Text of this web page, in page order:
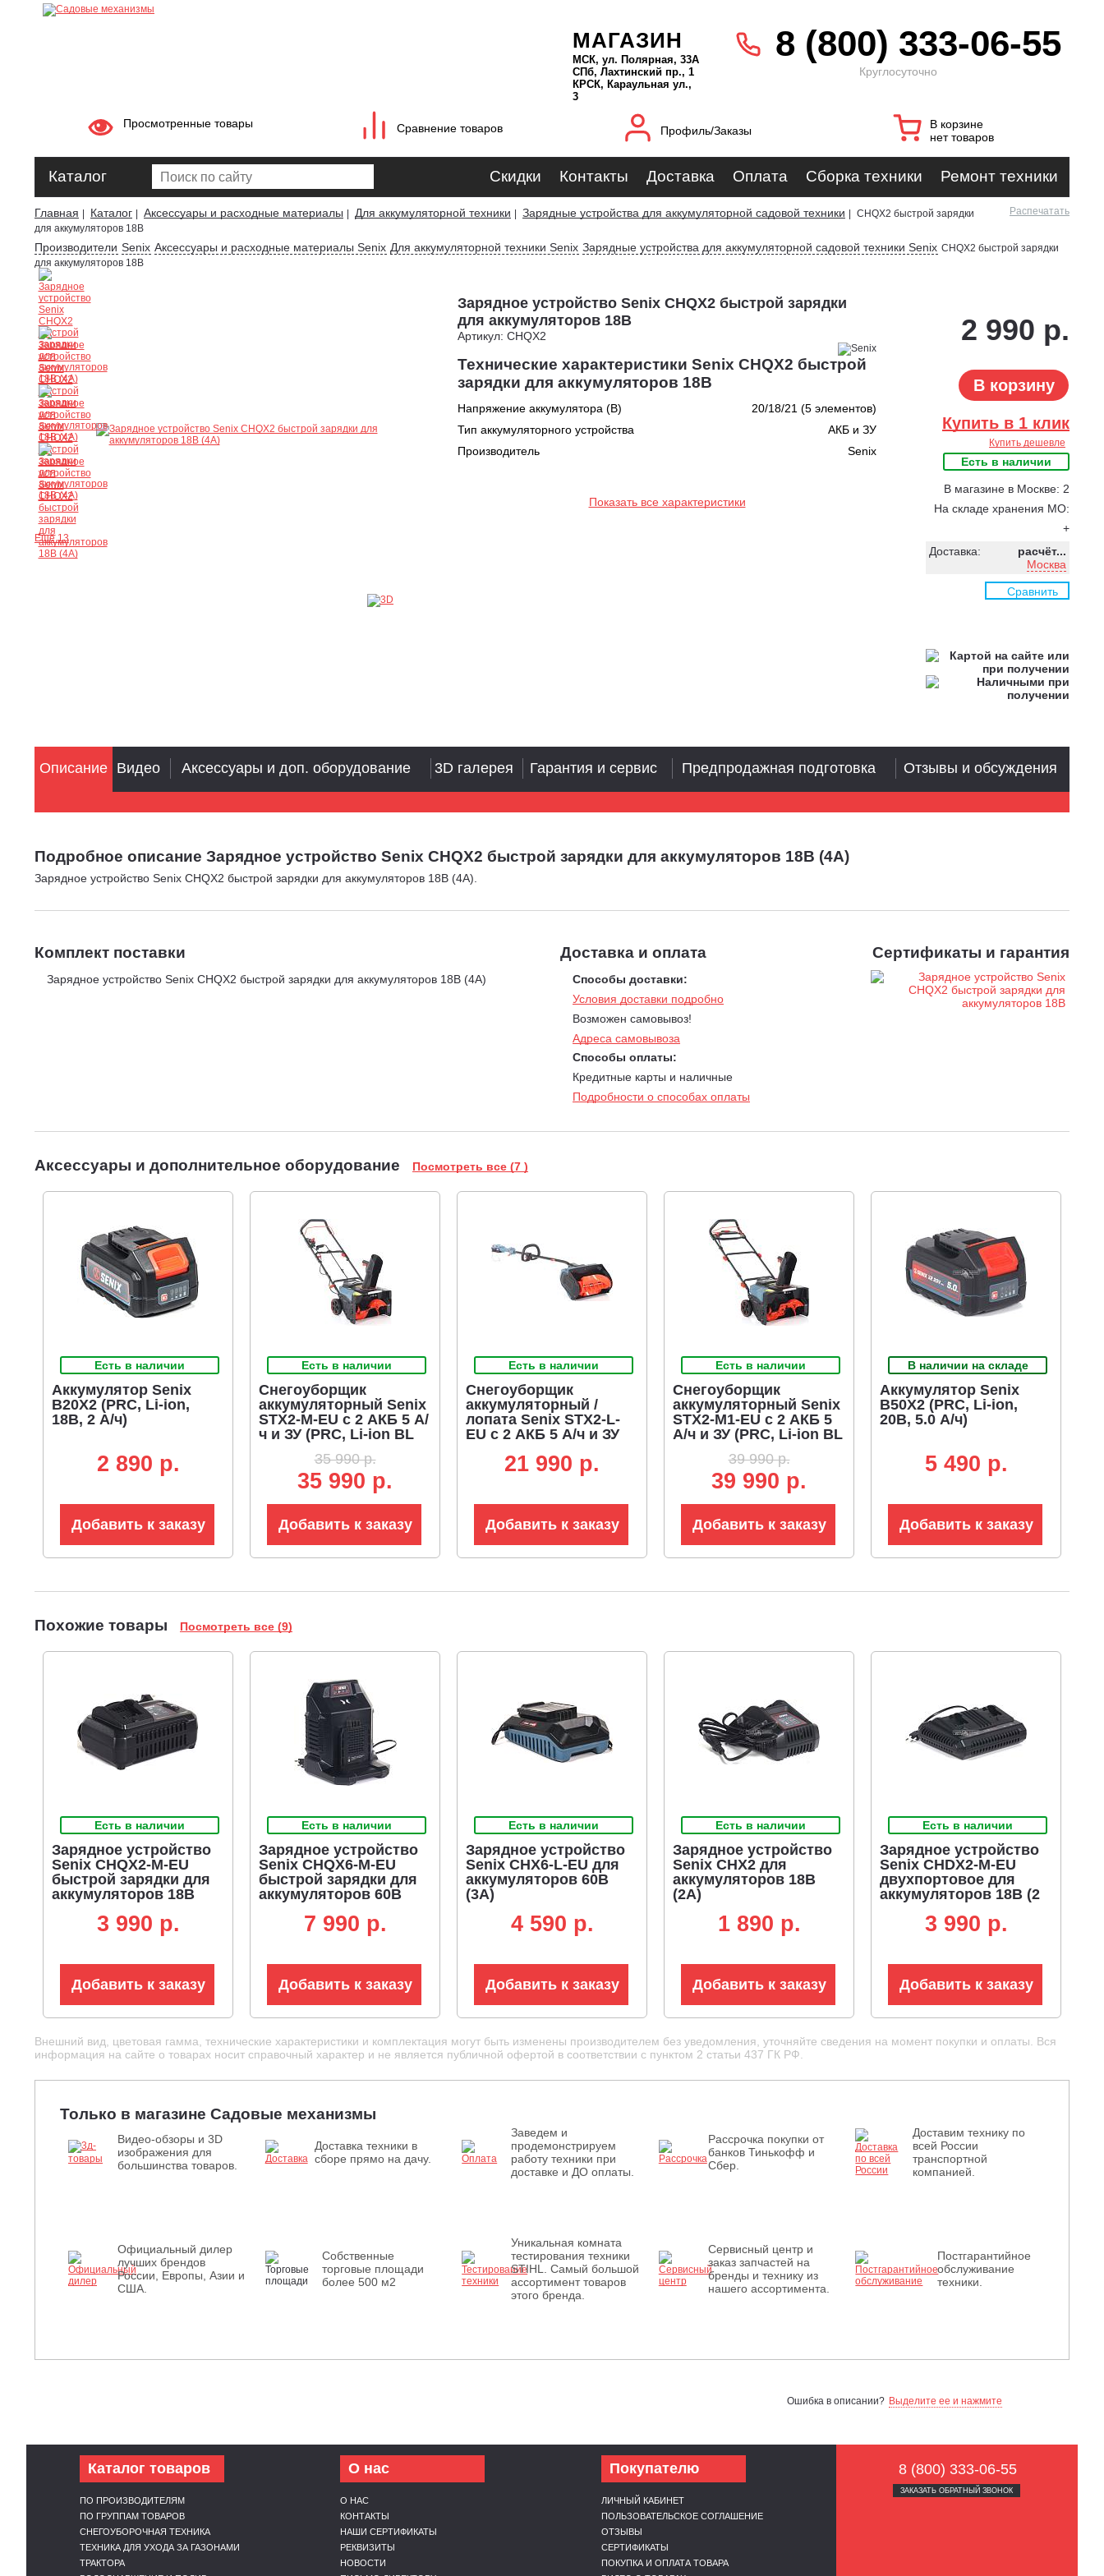
МАГАЗИН
МСК, ул. Полярная, 33А
СПб, Лахтинский пр., 1
КРСК, Караульная ул.,
3
8 (800) 333-06-55
Круглосуточно
Просмотренные товары Сравнение товаров Профиль/Заказы
В корзине
нет товаров
Каталог Скидки Контакты Доставка Оплата Сборка техники Ремонт техники
Главная Каталог Аксессуары и расходные материалы Для аккумуляторной техники Зарядные устройства для аккумуляторной садовой техники
CHQX2 быстрой зарядки
для аккумуляторов 18В
Распечатать
Производители Senix Аксессуары и расходные материалы Senix Для аккумуляторной техники Senix Зарядные устройства для аккумуляторной садовой техники Senix CHQX2 быстрой зарядки
для аккумуляторов 18В
Ещё 13
Зарядное устройство Senix CHQX2 быстрой зарядки
для аккумуляторов 18В
Артикул: CHQX2
Технические характеристики Senix CHQX2 быстрой
зарядки для аккумуляторов 18В
Напряжение аккумулятора (В)
20/18/21 (5 элементов)
Тип аккумуляторного устройства
АКБ и ЗУ
Производитель
Senix
Показать все характеристики
2 990 р.
В корзину
Купить в 1 клик
Купить дешевле
Есть в наличии
В магазине в Москве: 2
На складе хранения МО:
+
Доставка:
расчёт...
Москва
Сравнить
Подробное описание Зарядное устройство Senix CHQX2 быстрой зарядки для аккумуляторов 18В (4А)
Зарядное устройство Senix CHQX2 быстрой зарядки для аккумуляторов 18В (4А).
Комплект поставки
Зарядное устройство Senix CHQX2 быстрой зарядки для аккумуляторов 18В (4А)
Доставка и оплата
Способы доставки:
Условия доставки подробно
Возможен самовывоз!
Адреса самовывоза
Способы оплаты:
Кредитные карты и наличные
Подробности о способах оплаты
Сертификаты и гарантия
Аксессуары и дополнительное оборудование Посмотреть все (7 )
Есть в наличии
Аккумулятор Senix
B20X2 (PRC, Li-ion,
18В, 2 А/ч)
2 890 p.
Добавить к заказу
Есть в наличии
Снегоуборщик
аккумуляторный Senix
STX2-M-EU с 2 АКБ 5 А/
ч и ЗУ (PRC, Li-ion BL
46 см, LED фара, 11.5
35 990 р.
35 990 р.
Добавить к заказу
Есть в наличии
Снегоуборщик
аккумуляторный /
лопата Senix STX2-L-
EU с 2 АКБ 5 А/ч и ЗУ
Вт, ширина 33 см, 6.5
21 990 p.
Добавить к заказу
Есть в наличии
Снегоуборщик
аккумуляторный Senix
STX2-M1-EU с 2 АКБ 5
А/ч и ЗУ (PRC, Li-ion BL
53 см, LED фара, 14.5
39 990 р.
39 990 р.
Добавить к заказу
В наличии на складе
Аккумулятор Senix
B50X2 (PRC, Li-ion,
20В, 5.0 А/ч)
5 490 p.
Добавить к заказу
Похожие товары Посмотреть все (9)
Есть в наличии
Зарядное устройство
Senix CHQX2-M-EU
быстрой зарядки для
аккумуляторов 18В
3 990 p.
Добавить к заказу
Есть в наличии
Зарядное устройство
Senix CHQX6-M-EU
быстрой зарядки для
аккумуляторов 60В
7 990 p.
Добавить к заказу
Есть в наличии
Зарядное устройство
Senix CHX6-L-EU для
аккумуляторов 60В
(3А)
4 590 p.
Добавить к заказу
Есть в наличии
Зарядное устройство
Senix CHX2 для
аккумуляторов 18В
(2А)
1 890 p.
Добавить к заказу
Есть в наличии
Зарядное устройство
Senix CHDX2-M-EU
двухпортовое для
аккумуляторов 18В (2
3 990 p.
Добавить к заказу
Описание Видео Аксессуары и доп. оборудование 3D галерея Гарантия и сервис Предпродажная подготовка Отзывы и обсуждения
Внешний вид, цветовая гамма, технические характеристики и комплектация могут быть изменены производителем без уведомления, уточняйте сведения на момент покупки и оплаты. Вся
информация на сайте о товарах носит справочный характер и не является публичной офертой в соответствии с пунктом 2 статьи 437 ГК РФ.
Только в магазине Садовые механизмы
Видео-обзоры и 3D
изображения для
большинства товаров.
Доставка техники в
сборе прямо на дачу.
Заведем и
продемонстрируем
работу техники при
доставке и ДО оплаты.
Рассрочка покупки от
банков Тинькофф и
Сбер.
Доставим технику по
всей России
транспортной
компанией.
Официальный дилер
лучших брендов
России, Европы, Азии и
США.
Собственные
торговые площади
более 500 м2
Уникальная комната
тестирования техники
STIHL. Самый большой
ассортимент товаров
этого бренда.
Сервисный центр и
заказ запчастей на
бренды и технику из
нашего ассортимента.
Постгарантийное
обслуживание
техники.
Ошибка в описании? Выделите ее и нажмите
Каталог товаров
ПО ПРОИЗВОДИТЕЛЯМ
ПО ГРУППАМ ТОВАРОВ
СНЕГОУБОРОЧНАЯ ТЕХНИКА
ТЕХНИКА ДЛЯ УХОДА ЗА ГАЗОНАМИ
ТРАКТОРА
О нас
О НАС
КОНТАКТЫ
НАШИ СЕРТИФИКАТЫ
РЕКВИЗИТЫ
НОВОСТИ
Покупателю
ЛИЧНЫЙ КАБИНЕТ
ПОЛЬЗОВАТЕЛЬСКОЕ СОГЛАШЕНИЕ
ОТЗЫВЫ
СЕРТИФИКАТЫ
ПОКУПКА И ОПЛАТА ТОВАРА
8 (800) 333-06-55
ЗАКАЗАТЬ ОБРАТНЫЙ ЗВОНОК